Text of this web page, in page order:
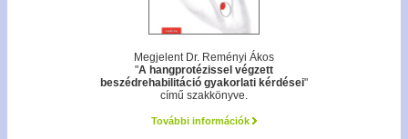
Megjelent Dr. Reményi Ákos
"A hangprotézissel végzett
beszédrehabilitáció gyakorlati kérdései"
című szakkönyve.
További információk